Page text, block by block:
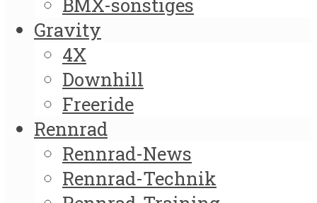
Gravity
4X
Downhill
Freeride
Rennrad
Rennrad-News
Rennrad-Technik